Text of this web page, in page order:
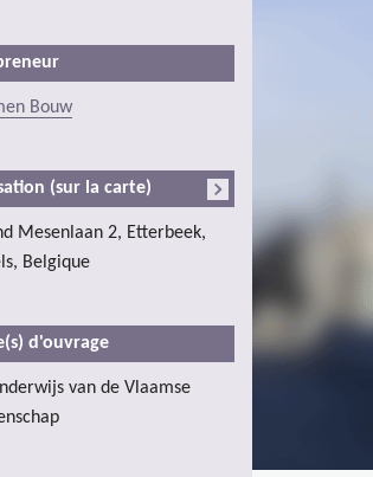
Bouw
(sur la carte)
Mesenlaan 2, Etterbeek,
Belgique
d'ouvrage
van de Vlaamse